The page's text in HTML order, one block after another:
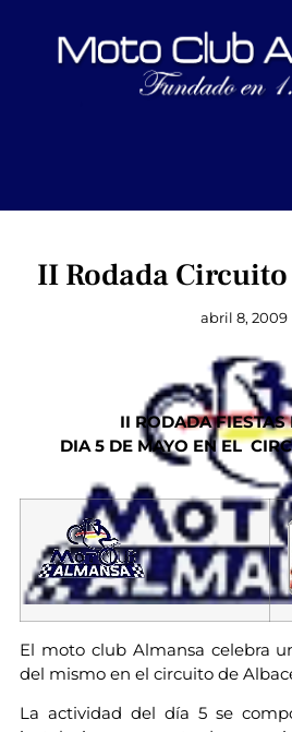
II Rodada
abril 8, 2009
II RODADA FIESTAS
DIA 5 DE MAYO EN EL
El moto club Almansa celebra
del mismo en el circuito de
La actividad del día 5 se